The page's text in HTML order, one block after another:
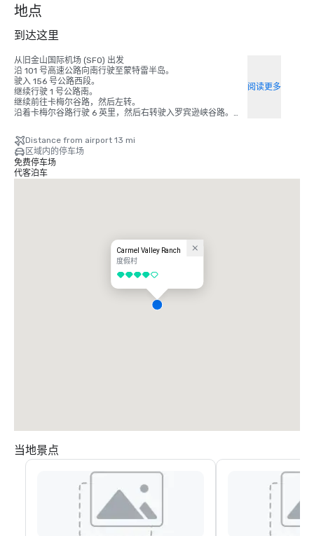
地点
到达这里
从旧金山国际机场 (SFO) 出发
沿 101 号高速公路向南行驶至蒙特雷半岛。
驶入 156 号公路西段。
继续行驶 1 号公路南。
继续前往卡梅尔谷路，然后左转。
沿着卡梅尔谷路行驶 6 英里，然后右转驶入罗宾逊峡谷路。
从圣何塞国际机场 (SJC) 出发
沿 101 号高速公路向南行驶至蒙特雷半岛。
驶入 156 号公路西段。继续行驶 1 号公路南。
继续前往卡梅尔谷路，然后左转。
通过奥尔姆斯特德路离开机场，然后右转驶入 68 号高速公路。
沿 68 号高速公路行驶 1 号公路向南。
继续前往卡梅尔谷路，然后左转。
继续行驶 6 英里到达罗宾逊峡谷路，然后右转。
卡梅尔谷牧场将是左边的第二条车道。
阅读更多
Distance from airport 13 mi
区域内的停车场
免费停车场
代客泊车
Carmel Valley Ranch
度假村
4/5
当地景点